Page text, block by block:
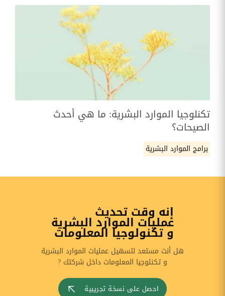
تكنلوجيا الموارد البشرية: ما هي أحدث
الصيحات؟
برامج الموارد البشرية
إنه وقت تحديث
عمليات الموارد البشرية
و تكنولوجيا المعلومات
هل أنت مستعد لتسهيل عمليات الموارد البشرية
و تكنلوجيا المعلومات داخل شركتك ?
احصل على نسخة تجريبية